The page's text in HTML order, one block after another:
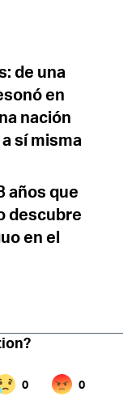
de una
en
nación
sí misma
años que
descubre
en el